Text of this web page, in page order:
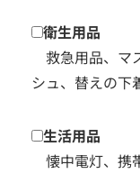
衛生用品
救急用品、マ
シュ、替えの下
生活用品
懐中電灯、携